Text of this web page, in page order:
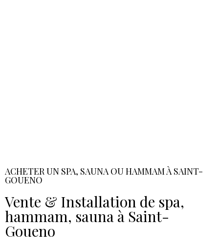
ACHETER UN SPA, SAUNA OU HAMMAM À SAINT-
GOUENO
Vente & Installation de spa,
hammam, sauna à Saint-
Goueno